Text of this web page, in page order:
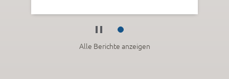
Alle Berichte anzeigen